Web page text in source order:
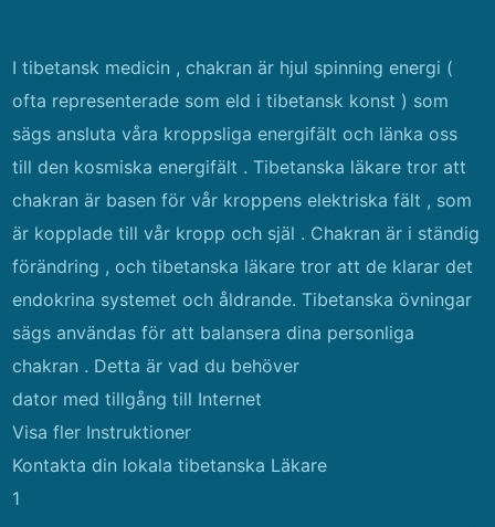
I tibetansk medicin , chakran är hjul spinning energi (
ofta representerade som eld i tibetansk konst ) som
sägs ansluta våra kroppsliga energifält och länka oss
till den kosmiska energifält . Tibetanska läkare tror att
chakran är basen för vår kroppens elektriska fält , som
är kopplade till vår kropp och själ . Chakran är i ständig
förändring , och tibetanska läkare tror att de klarar det
endokrina systemet och åldrande. Tibetanska övningar
sägs användas för att balansera dina personliga
chakran . Detta är vad du behöver
dator med tillgång till Internet
Visa fler Instruktioner
Kontakta din lokala tibetanska Läkare
1